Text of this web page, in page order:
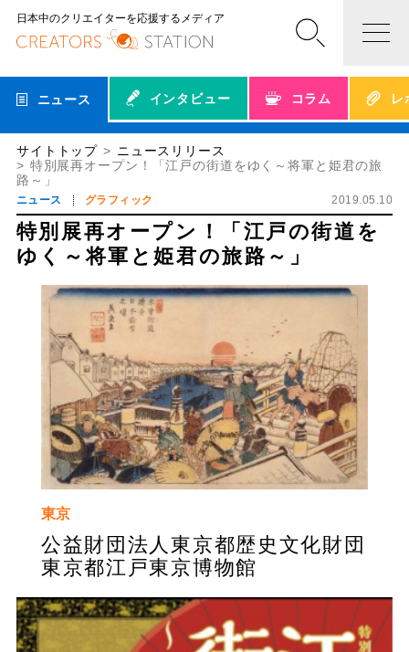
日本中のクリエイターを応援するメディア
ニュース インタビュー コラム レ
サイトトップ
ニュースリリース
特別展再オープン！「江戸の街道をゆく～将軍と姫君の旅
路～」
ニュース グラフィック 2019.05.10
特別展再オープン！「江戸の街道を
ゆく～将軍と姫君の旅路～」
東京
公益財団法人東京都歴史文化財団
東京都江戸東京博物館